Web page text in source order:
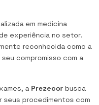
em medicina
experiência no setor.
reconhecida como a
compromisso com a
a Prezecor busca
seus procedimentos com